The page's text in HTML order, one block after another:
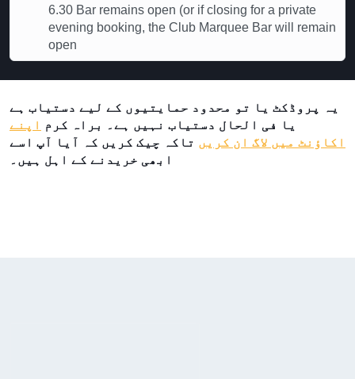
6.30 Bar remains open (or if closing for a private
evening booking, the Club Marquee Bar will remain
open
یہ پروڈکٹ یا تو محدود حمایتیوں کے لیے دستیاب ہے
یا فی الحال دستیاب نہیں ہے۔ براہ کرم اپنے
اکاؤنٹ میں لاگ ان کریں تاکہ چیک کریں کہ آیا آپ اسے
ابھی خریدنے کے اہل ہیں۔